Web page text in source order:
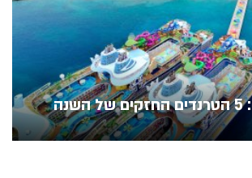
2026 בלב ים: 5 הטרנדים החזקים של השנה